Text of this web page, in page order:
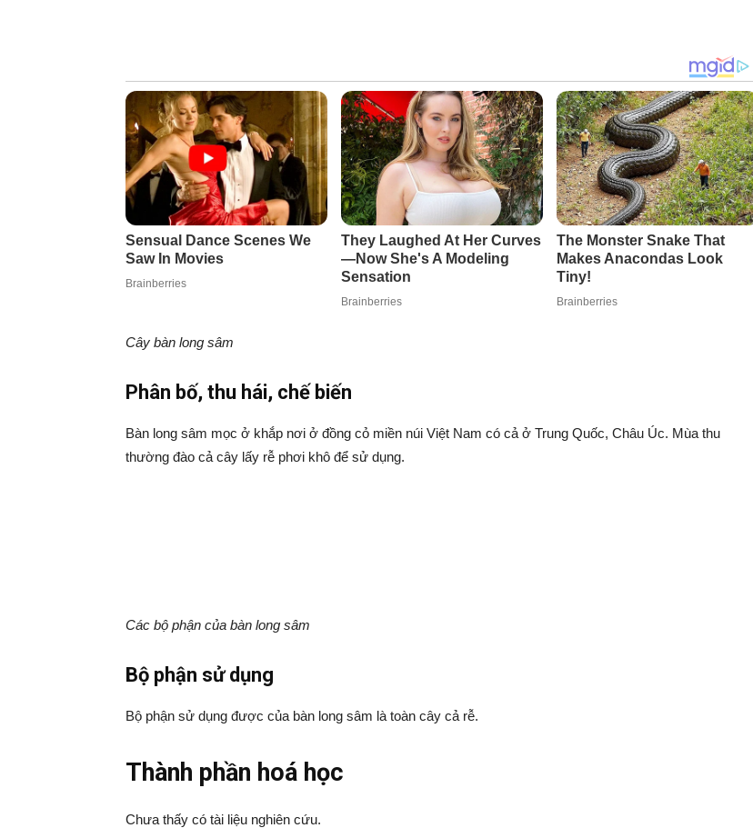
Cây bàn long sâm
Phân bố, thu hái, chế biến
Bàn long sâm mọc ở khắp nơi ở đồng cỏ miền núi Việt Nam có cả ở Trung Quốc, Châu Úc. Mùa thu
thường đào cả cây lấy rễ phơi khô để sử dụng.
Các bộ phận của bàn long sâm
Bộ phận sử dụng
Bộ phận sử dụng được của bàn long sâm là toàn cây cả rễ.
Thành phần hoá học
Chưa thấy có tài liệu nghiên cứu.